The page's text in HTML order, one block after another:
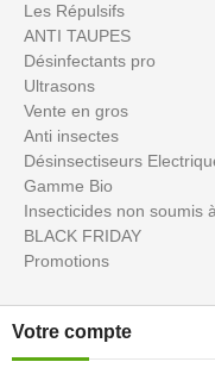
Les Répulsifs
ANTI TAUPES
Désinfectants pro
Ultrasons
Vente en gros
Anti insectes
Désinsectiseurs
Gamme Bio
Insecticides non soumis
BLACK FRIDAY
Promotions
Votre compte